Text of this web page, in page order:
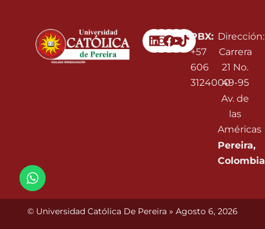
Linkedin
Instagram
Facebook
Youtube
PBX:
+57
606
3124000
Dirección:
Carrera
21 No.
49-95
Av. de
las
Américas
Pereira,
Colombia
© Universidad Católica De Pereira » Agosto 6, 2026